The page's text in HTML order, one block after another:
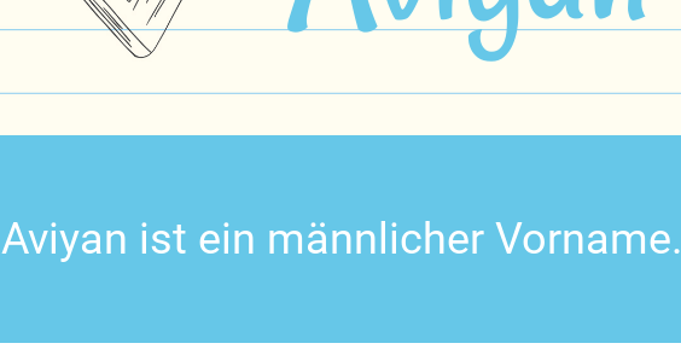
Aviyan ist ein männlicher Vorname.